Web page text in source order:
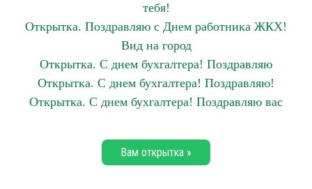
тебя!
Открытка. Поздравляю с Днем работника ЖКХ!
Вид на город
Открытка. С днем бухгалтера! Поздравляю
Открытка. С днем бухгалтера! Поздравляю!
Открытка. С днем бухгалтера! Поздравляю вас
Вам открытка »